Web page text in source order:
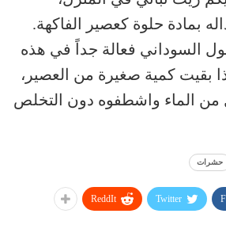
بمادة حلوة كعصير الفاكهة.
السوداني فعالة جداً في هذه
بقيت كمية صغيرة من العصير،
من الماء واشطفوه دون التخلص
حشرات
Twitter
ReddIt